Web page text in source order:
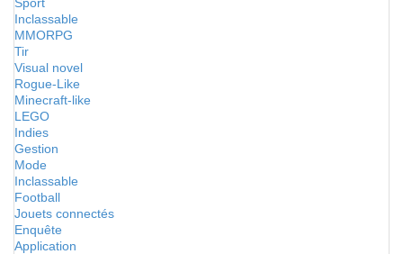
Inclassable
MMORPG
Tir
Visual novel
Rogue-Like
Minecraft-like
LEGO
Indies
Gestion
Mode
Inclassable
Football
Jouets connectés
Enquête
Application